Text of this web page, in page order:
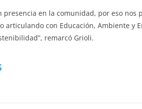
presencia en la comunidad, por eso
articulando con Educación, Ambiente y
remarcó Grioli.